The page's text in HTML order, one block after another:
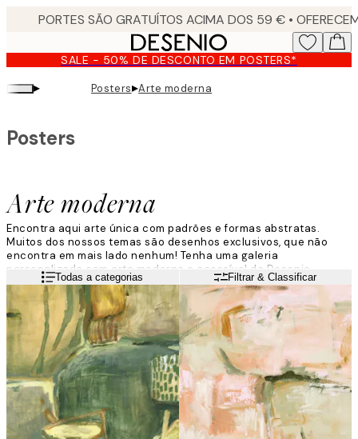
content. SALE - 50% DE DESCONTO EM POSTERS*
▸ Posters▸Arte moderna
Arte moderna
Posters
Encontra aqui arte única com padrões e formas abstratas.
Muitos dos nossos temas são desenhos exclusivos, que não
encontra em mais lado nenhum! Tenha uma galeria
personalizada com arte moderna e acessível da Desenio
Leia maisTodas a categorias Filtrar & Classificar